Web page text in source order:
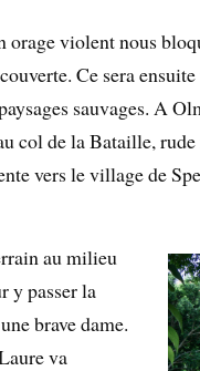
violent nous
Ce sera
sauvages. A
col de la Bataille,
vers le village de
au milieu
y passer la
brave dame.
va